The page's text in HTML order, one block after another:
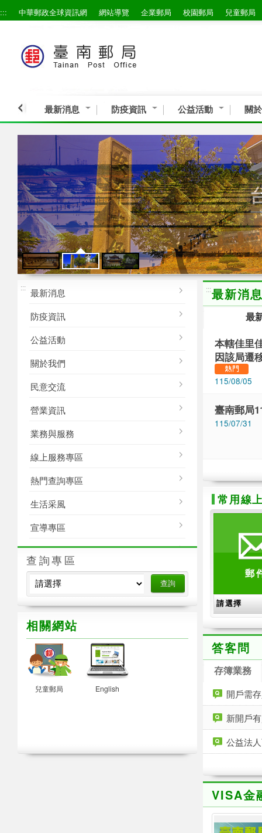
跳到主要內容區塊
::: 中華郵政全球資訊網 網站導覽 企業郵局 校園郵局 兒童郵局
最新消息 防疫資訊 公益活動 關
台南鹽田 台南安平 台南赤崁
::: 最新消息
防疫資訊
公益活動
關於我們
民意交流
營業資訊
業務與服務
線上服務專區
熱門查詢專區
生活采風
宣導專區
政風園地
郵政志工專區
查詢專區
相關網站
兒童郵局 English
:::最新消
最
本轄佳里
因該局遷
115/08/05
臺南郵局
115/07/31
常用線
郵
答客問
存簿業務
開戶需
新開戶
公益法
VISA金